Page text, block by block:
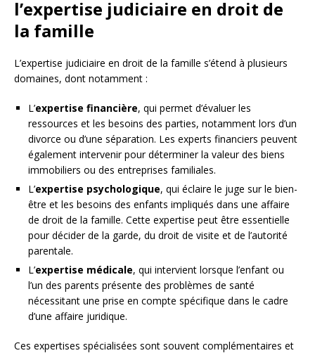
l’expertise judiciaire en droit de
la famille
L’expertise judiciaire en droit de la famille s’étend à plusieurs
domaines, dont notamment :
L’expertise financière, qui permet d’évaluer les
ressources et les besoins des parties, notamment lors d’un
divorce ou d’une séparation. Les experts financiers peuvent
également intervenir pour déterminer la valeur des biens
immobiliers ou des entreprises familiales.
L’expertise psychologique, qui éclaire le juge sur le bien-
être et les besoins des enfants impliqués dans une affaire
de droit de la famille. Cette expertise peut être essentielle
pour décider de la garde, du droit de visite et de l’autorité
parentale.
L’expertise médicale, qui intervient lorsque l’enfant ou
l’un des parents présente des problèmes de santé
nécessitant une prise en compte spécifique dans le cadre
d’une affaire juridique.
Ces expertises spécialisées sont souvent complémentaires et